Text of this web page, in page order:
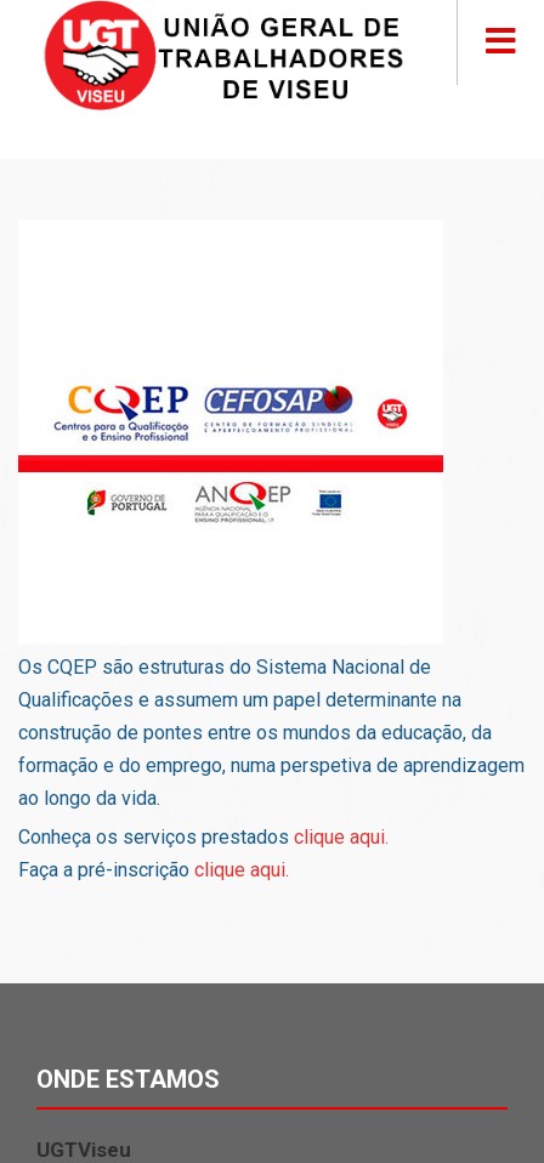
Os CQEP são estruturas do Sistema Nacional de
Qualificações e assumem um papel determinante na
construção de pontes entre os mundos da educação, da
formação e do emprego, numa perspetiva de aprendizagem
ao longo da vida.
Conheça os serviços prestados clique aqui.
Faça a pré-inscrição clique aqui.
ONDE ESTAMOS
UGTViseu